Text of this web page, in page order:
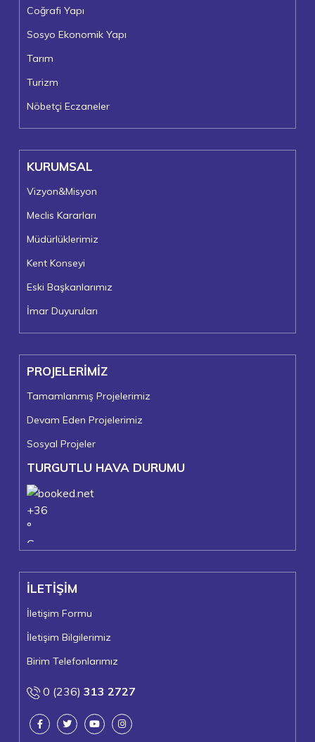
Coğrafi Yapı
Sosyo Ekonomik Yapı
Tarım
Turizm
Nöbetçi Eczaneler
KURUMSAL
Vizyon&Misyon
Meclis Kararları
Müdürlüklerimiz
Kent Konseyi
Eski Başkanlarımız
İmar Duyuruları
PROJELERİMİZ
Tamamlanmış Projelerimiz
Devam Eden Projelerimiz
Sosyal Projeler
TURGUTLU HAVA DURUMU
+36
°
C
+23°
Turgutlu
Çarşamba, 05
İLETİŞİM
İletişim Formu
İletişim Bilgilerimiz
Birim Telefonlarımız
0 (236) 313 2727